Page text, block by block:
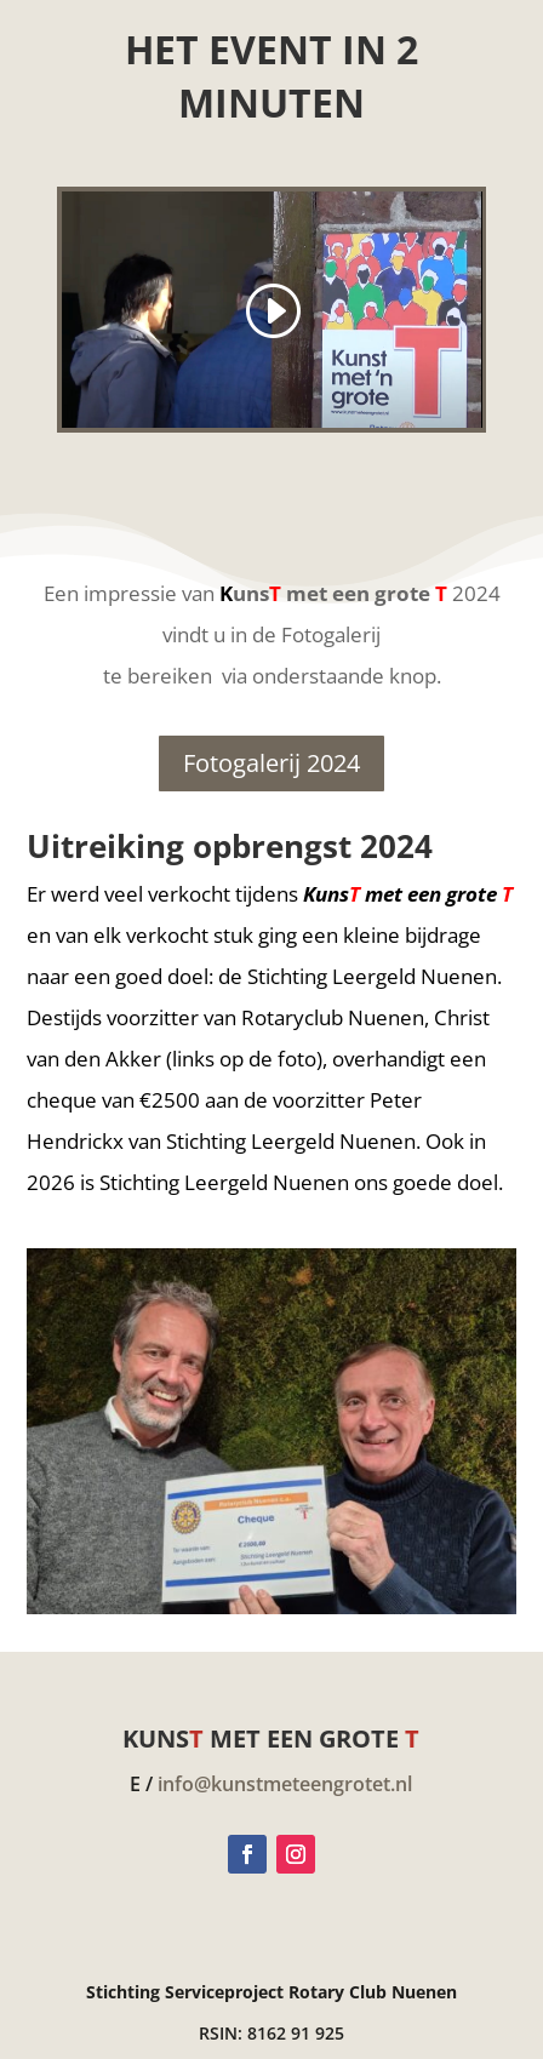
HET EVENT IN 2
MINUTEN
Een impressie van KunsTmet een groteT2024
vindt u in de Fotogalerij
te bereiken via onderstaande knop.
Fotogalerij 2024
Uitreiking opbrengst 2024
Er werd veel verkocht tijdensKunsTmet een grote T
en van elk verkocht stuk ging een kleine bijdrage
naar een goed doel: de Stichting Leergeld Nuenen.
Destijds voorzitter van Rotaryclub Nuenen, Christ
van den Akker (links op de foto), overhandigt een
cheque van €2500 aan de voorzitter Peter
Hendrickx van Stichting Leergeld Nuenen. Ook in
2026 is Stichting Leergeld Nuenen ons goede doel.
KUNST MET EEN GROTET
E / info@kunstmeteengrotet.nl
Stichting Serviceproject Rotary Club Nuenen
RSIN: 8162 91 925